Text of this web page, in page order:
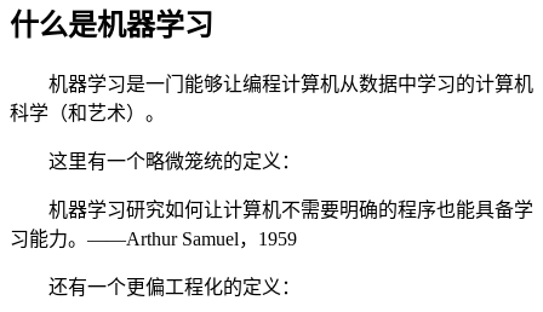
什么是机器学习
机器学习是一门能够让编程计算机从数据中学习的计算机
科学（和艺术）。
这里有一个略微笼统的定义：
机器学习研究如何让计算机不需要明确的程序也能具备学
习能力。——Arthur Samuel，1959
还有一个更偏工程化的定义：